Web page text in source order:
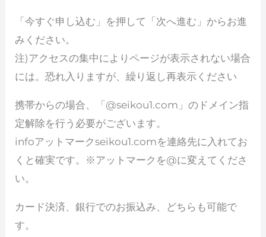
「今すぐ申し込む」を押して「次へ進む」からお進
みください。
注)アクセスの集中によりページが表示されない場合
には。恐れ入りますが、繰り返し再表示ください
携帯からの場合、「@seikou1.com」のドメイン指
定解除を行う必要がございます。
infoアットマークseikou1.comを連絡先に入れてお
くと確実です。※アットマークを@に変えてくださ
い。
カード決済、銀行でのお振込み、どちらも可能で
す。